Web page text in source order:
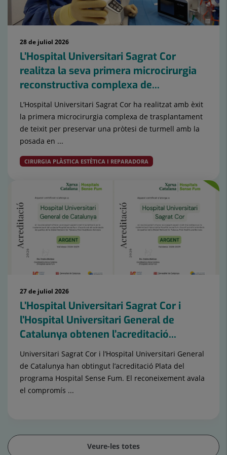
28 de juliol 2026
L’Hospital Universitari Sagrat Cor
realitza la seva primera microcirurgia
reconstructiva complexa de...
L’Hospital Universitari Sagrat Cor ha realitzat amb èxit
la primera microcirurgia complexa de trasplantament
de teixit per preservar una pròtesi de turmell amb la
posada en ...
CIRURGIA PLÀSTICA ESTÈTICA I REPARADORA
27 de juliol 2026
L’Hospital Universitari Sagrat Cor i
l’Hospital Universitari General de
Catalunya obtenen l’acreditació...
Universitari Sagrat Cor i l’Hospital Universitari General
de Catalunya han obtingut l’acreditació Plata del
programa Hospital Sense Fum. El reconeixement avala
el compromís ...
Veure-les totes